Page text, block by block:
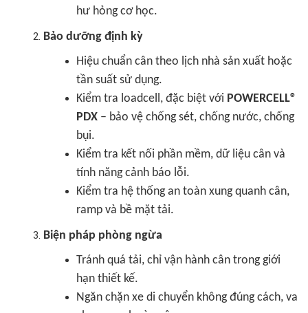
hư hỏng cơ học.
Bảo dưỡng định kỳ
Hiệu chuẩn cân theo lịch nhà sản xuất hoặc
tần suất sử dụng.
Kiểm tra loadcell, đặc biệt với POWERCELL®
PDX – bảo vệ chống sét, chống nước, chống
bụi.
Kiểm tra kết nối phần mềm, dữ liệu cân và
tính năng cảnh báo lỗi.
Kiểm tra hệ thống an toàn xung quanh cân,
ramp và bề mặt tải.
Biện pháp phòng ngừa
Tránh quá tải, chỉ vận hành cân trong giới
hạn thiết kế.
Ngăn chặn xe di chuyển không đúng cách, va